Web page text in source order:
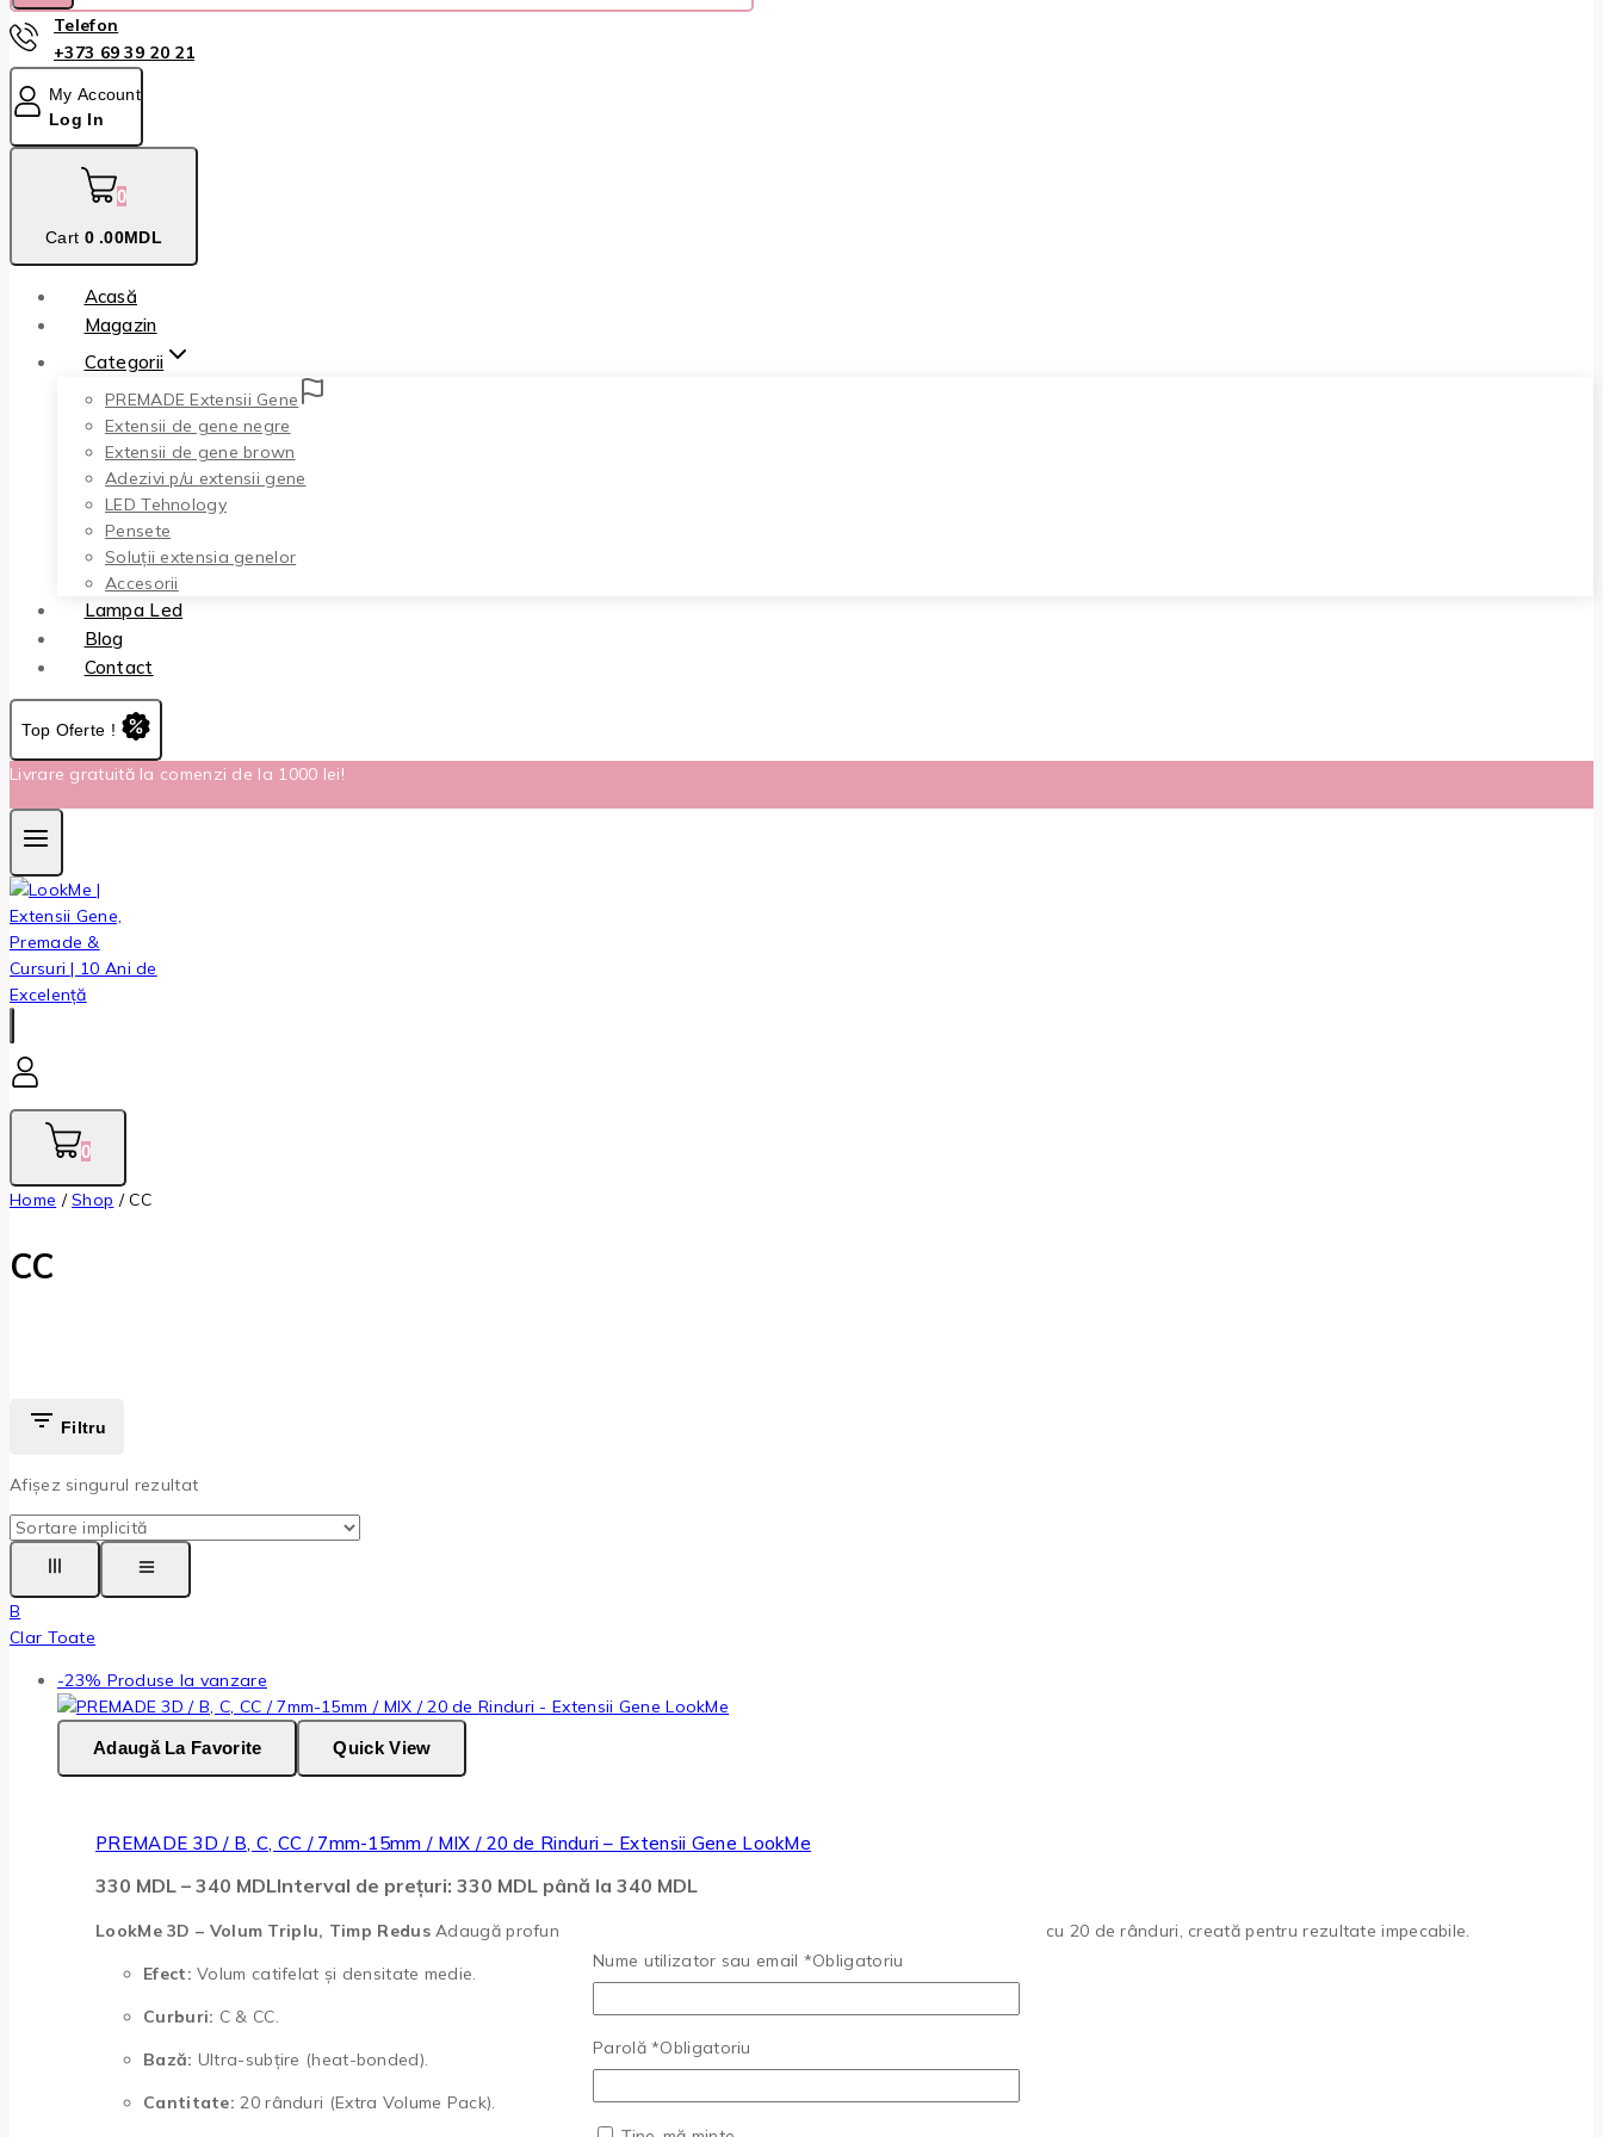
Telefon
+373 69 39 20 21
My Account
Log In
0
Cart 0 .00MDL
Acasă
Magazin
Categorii
PREMADE Extensii Gene
Extensii de gene negre
Extensii de gene brown
Adezivi p/u extensii gene
LED Tehnology
Pensete
Soluții extensia genelor
Accesorii
Lampa Led
Blog
Contact
Top Oferte !
Livrare gratuită la comenzi de la 1000 lei!
0
Home / Shop / CC
CC
Filtru
Afișez singurul rezultat
B
Clar Toate
-23% Produse la vanzare
Adaugă La Favorite Quick View
PREMADE 3D / B, C, CC / 7mm-15mm / MIX / 20 de Rinduri – Extensii Gene LookMe
330 MDL – 340 MDLInterval de prețuri: 330 MDL până la 340 MDL
LookMe 3D – Volum Triplu, Timp RedusAdaugă profunzime privirii cu evantaiele premade 3D. O casetă generoasă cu 20 de rânduri, creată pentru rezultate impecabile.
Efect: Volum catifelat și densitate medie.
Curburi: C & CC.
Bază: Ultra-subțire (heat-bonded).
Cantitate: 20 rânduri (Extra Volume Pack).
Nume utilizator sau email *Obligatoriu
Parolă*Obligatoriu